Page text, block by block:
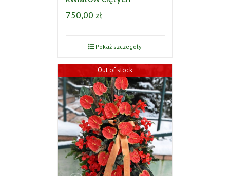
750,00 zł
Pokaż szczegóły
Out of stock